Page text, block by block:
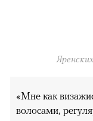
«Мне как
волосами,